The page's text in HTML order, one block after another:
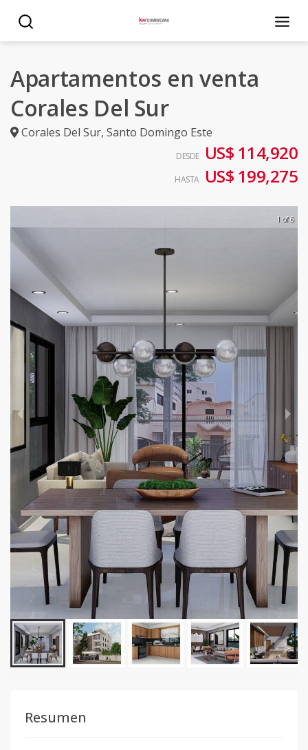
Apartamentos en venta
Corales Del Sur
Corales Del Sur, Santo Domingo Este
DESDE US$ 114,920
HASTA US$ 199,275
1 of 6
Resumen